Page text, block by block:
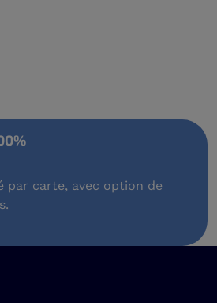
par carte, avec option de